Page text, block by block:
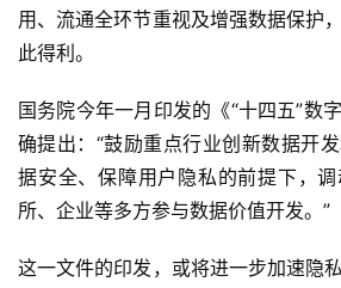
用、流通全环节重视及增强数据保护
此得利。
国务院今年一月印发的《“十四五”数
确提出：“鼓励重点行业创新数据开
据安全、保障用户隐私的前提下，
所、企业等多方参与数据价值开发。”
这一文件的印发，或将进一步加速隐